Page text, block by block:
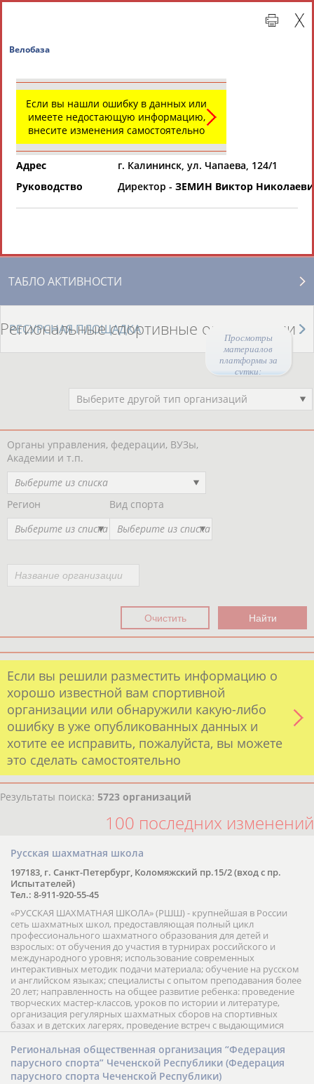
Просмотры
материалов
платформы за
сутки:
Главная » Региональные спортивные организации
ТАБЛО АКТИВНОСТИ
РЕСУРСНАЯ ПЛОЩАДКА
Региональные спортивные организации
Выберите другой тип организаций
Органы управления, федерации, ВУЗы,
Академии и т.п.
Выберите из списка
Регион
Выберите из списка
Вид спорта
Выберите из списка
Если вы решили разместить информацию о
хорошо известной вам спортивной
организации или обнаружили какую-либо
ошибку в уже опубликованных данных и
хотите ее исправить, пожалуйста, вы можете
это сделать самостоятельно
Результаты поиска: 5723 организаций
100 последних изменений
Русская шахматная школа
197183, г. Санкт-Петербург, Коломяжский пр.15/2 (вход с пр.
Испытателей)
Тел.: 8-911-920-55-45
«РУССКАЯ ШАХМАТНАЯ ШКОЛА» (РШШ) - крупнейшая в России
сеть шахматных школ, предоставляющая полный цикл
профессионального шахматного образования для детей и
взрослых: от обучения до участия в турнирах российского и
международного уровня; использование современных
интерактивных методик подачи материала; обучение на русском
и английском языках; специалисты с опытом преподавания более
20 лет; направленность на общее развитие ребенка: проведение
творческих мастер-классов, уроков по истории и литературе,
организация регулярных шахматных сборов на спортивных
базах и в детских лагерях, проведение встреч с выдающимися
шахматистами; корпоративное обучение; онлайн обучение в
форме вебинаров и индивидуальных занятий, круглые столы
российских и международных тренеров, организация фестивалей;
онлайн трансляция мероприятий и турниров.
Региональная общественная организация “Федерация
парусного спорта” Чеченской Республики (Федерация
парусного спорта Чеченской Республики)
Если вы нашли ошибку в данных или
имеете недостающую информацию,
внесите изменения самостоятельно
Адрес
г. Калининск, ул. Чапаева, 124/1
Руководство
Директор - ЗЕМИН Виктор